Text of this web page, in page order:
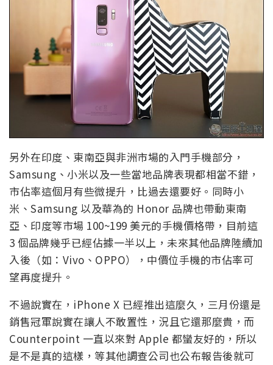
另外在印度、東南亞與非洲市場的入門手機部分，
Samsung、小米以及一些當地品牌表現都相當不錯，
市佔率這個月有些微提升，比過去還要好。同時小
米、Samsung 以及華為的 Honor 品牌也帶動東南
亞、印度等市場 100~199 美元的手機價格帶，目前這
3 個品牌幾乎已經佔據一半以上，未來其他品牌陸續加
入後（如：Vivo、OPPO），中價位手機的市佔率可
望再度提升。
不過說實在，iPhone X 已經推出這麼久，三月份還是
銷售冠軍說實在讓人不敢置性，況且它還那麼貴，而
Counterpoint 一直以來對 Apple 都蠻友好的，所以
是不是真的這樣，等其他調查公司也公布報告後就可